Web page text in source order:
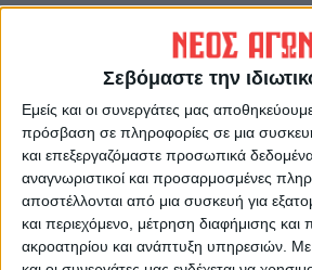
Σεβόμαστε την
Εμείς και οι συνεργάτες μας
πρόσβαση σε πληροφορίες σε μια
και επεξεργαζόμαστε προσωπικά
αναγνωριστικοί και προσαρμοσμένες
αποστέλλονται από μια συσκευή για
και περιεχόμενο, μέτρηση διαφήμισης και
ακροατηρίου και ανάπτυξη υπηρεσιών. Με
Κ.Π.
Τελευταίες Ειδήσεις Σήμερα
Ακολούθησε την
ΑΓΩΝ στο Google
Όλες οι εξελίξεις στην
Καρδίτσας και ευρύτερα